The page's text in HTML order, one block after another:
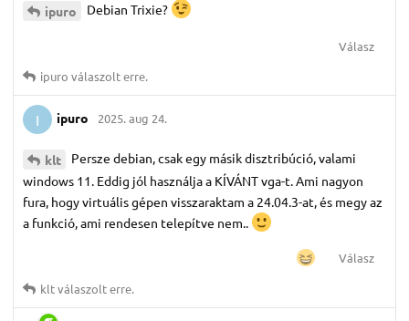
ipuro Debian Trixie?
Válasz
ipuro válaszolt erre.
I ipuro 2025. aug 24.
klt
Persze debian, csak egy másik disztribúció, valami
windows 11. Eddig jól használja a KÍVÁNT vga-t. Ami nagyon
fura, hogy virtuális gépen visszaraktam a 24.04.3-at, és megy az
a funkció, ami rendesen telepítve nem..
Válasz
kltválaszolt erre.